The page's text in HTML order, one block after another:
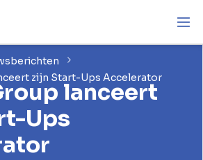
zijn Start-Ups Accelerator
lanceert
Ups